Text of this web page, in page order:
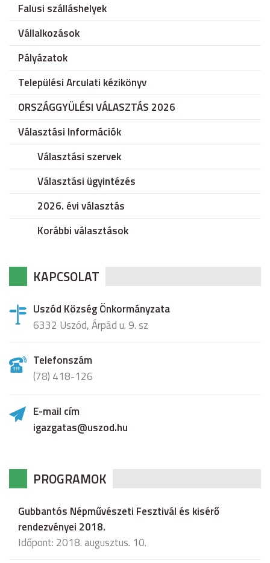
Falusi szálláshelyek
Vállalkozások
Pályázatok
Települési Arculati kézikönyv
ORSZÁGGYÜLÉSI VÁLASZTÁS 2026
Választási Információk
Választási szervek
Választási ügyintézés
2026. évi választás
Korábbi választások
KAPCSOLAT
Uszód Község Önkormányzata
6332 Uszód, Árpád u. 9. sz
Telefonszám
(78) 418-126
E-mail cím
igazgatas@uszod.hu
PROGRAMOK
Gubbantós Népművészeti Fesztivál és kisérő
rendezvényei 2018.
Időpont: 2018. augusztus. 10.